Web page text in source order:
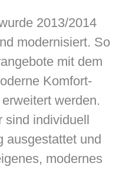
2013/2014
modernisiert. So
mit dem
Komfort-
werden.
individuell
ausgestattet und
modernes